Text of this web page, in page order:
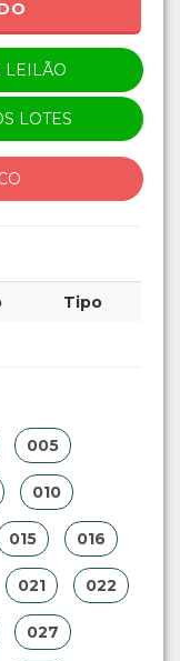
LEILÃO
LOTES
Tipo
005
010
015 016
021 022
027